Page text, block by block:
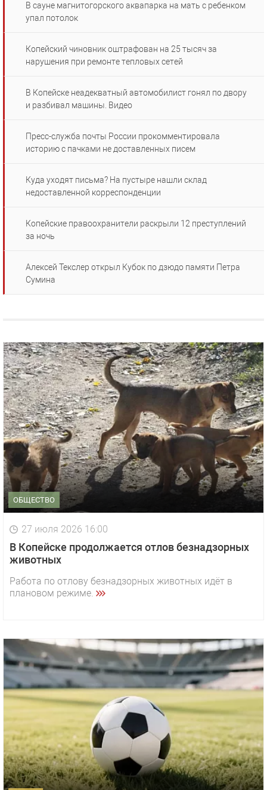
В сауне магнитогорского аквапарка на мать с ребенком
упал потолок
Копейский чиновник оштрафован на 25 тысяч за
нарушения при ремонте тепловых сетей
В Копейске неадекватный автомобилист гонял по двору
и разбивал машины. Видео
Пресс-служба почты России прокомментировала
историю с пачками не доставленных писем
Куда уходят письма? На пустыре нашли склад
недоставленной корреспонденции
Копейские правоохранители раскрыли 12 преступлений
за ночь
Алексей Текслер открыл Кубок по дзюдо памяти Петра
Сумина
ОБЩЕСТВО
27 июля 2026 16:00
В Копейске продолжается отлов безнадзорных
животных
Работа по отлову безнадзорных животных идёт в
плановом режиме.